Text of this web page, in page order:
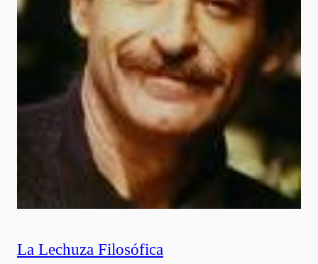
La Lechuza Filosófica